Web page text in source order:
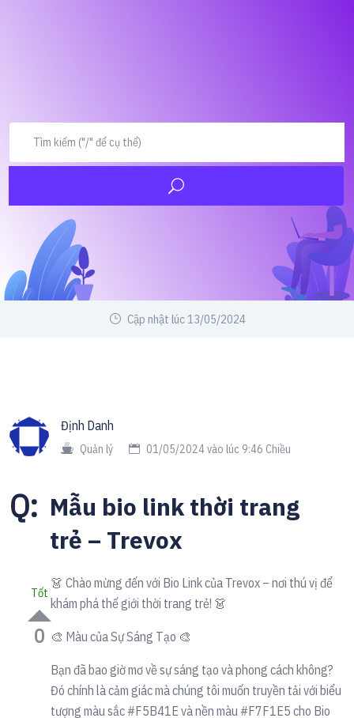
Cập nhật lúc 13/05/2024
Định Danh
Quản lý 01/05/2024 vào lúc 9:46 Chiều
Q: Mẫu bio link thời trang
trẻ – Trevox
Tốt
0
👗 Chào mừng đến với Bio Link của Trevox – nơi thú vị để
khám phá thế giới thời trang trẻ! 👗
🎨 Màu của Sự Sáng Tạo 🎨
Bạn đã bao giờ mơ về sự sáng tạo và phong cách không?
Đó chính là cảm giác mà chúng tôi muốn truyền tải với biểu
tượng màu sắc #F5B41E và nền màu #F7F1E5 cho Bio